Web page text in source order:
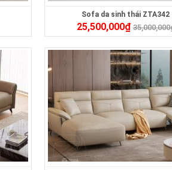
Sofa da sinh thái ZTA342
25,500,000₫ 35,000,000